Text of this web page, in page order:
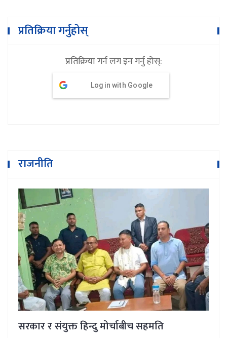
प्रतिक्रिया गर्नुहोस्
प्रतिक्रिया गर्न लग इन गर्नु होस्:
Log in with Google
राजनीति
सरकार र संयुक्त हिन्दु मोर्चाबीच सहमति